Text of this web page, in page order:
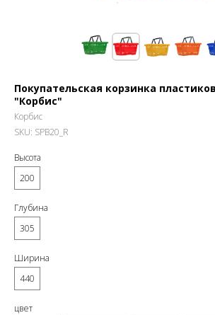
Покупательская корзинка
"Корбис"
Корбис
SKU: SPB20_R
Высота
200
Глубина
305
Ширина
440
цвет